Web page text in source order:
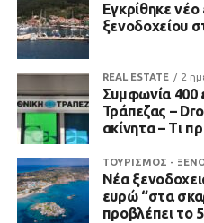
Εγκρίθηκε
ξενοδοχείου
REAL ESTATE 2
Συμφωνία 400
Τράπεζας –
ακίνητα – Τι
ΤΟΥΡΙΣΜΟΣ -
Νέα
ευρώ “στα
προβλέπει το